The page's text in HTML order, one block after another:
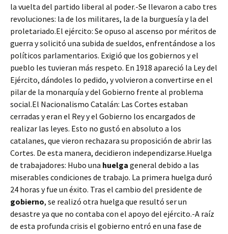
la vuelta del partido liberal al poder.-Se llevaron a cabo tres
revoluciones: la de los militares, la de la burguesía y la del
proletariado.El ejército: Se opuso al ascenso por méritos de
guerra y solicitó una subida de sueldos, enfrentándose a los
políticos parlamentarios. Exigió que los gobiernos y el
pueblo les tuvieran más respeto. En 1918 apareció la Ley del
Ejército, dándoles lo pedido, y volvieron a convertirse en el
pilar de la monarquía y del Gobierno frente al problema
social.El Nacionalismo Catalán: Las Cortes estaban
cerradas y eran el Rey y el Gobierno los encargados de
realizar las leyes. Esto no gustó en absoluto a los
catalanes, que vieron rechazara su proposición de abrir las
Cortes. De esta manera, decidieron independizarse.Huelga
de trabajadores: Hubo una huelga general debido a las
miserables condiciones de trabajo. La primera huelga duró
24 horas y fue un éxito. Tras el cambio del presidente de
gobierno, se realizó otra huelga que resultó ser un
desastre ya que no contaba con el apoyo del ejército.-A raíz
de esta profunda crisis el gobierno entró en una fase de